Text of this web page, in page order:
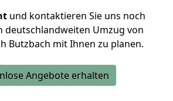
und kontaktieren Sie uns noch
deutschlandweiten Umzug von
Butzbach mit Ihnen zu planen.
Angebote erhalten